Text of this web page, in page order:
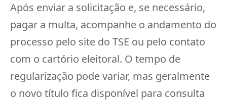
Após enviar a solicitação e, se necessário,
pagar a multa, acompanhe o andamento do
processo pelo site do TSE ou pelo contato
com o cartório eleitoral. O tempo de
regularização pode variar, mas geralmente
o novo título fica disponível para consulta